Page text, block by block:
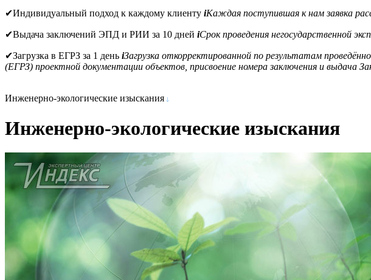
✔Индивидуальный подход к каждому клиенту iКаждая поступившая к нам заявка
✔Выдача заключений ЭПД и РИИ за 10 дней iСрок проведения негосударственной
✔Загрузка в ЕГРЗ за 1 день iЗагрузка откорректированной по результатам
(ЕГРЗ) проектной документации объектов, присвоение номера заключения и выдача
Инженерно-экологические изыскания
Инженерно-экологические изыскания